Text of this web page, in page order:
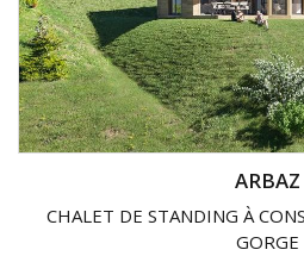
ARBAZ
CHALET DE STANDING À
GORGE